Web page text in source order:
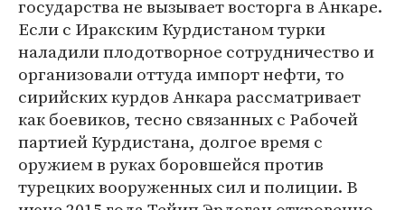
государства не вызывает восторга в Анкаре.
Если с Иракским Курдистаном турки
наладили плодотворное сотрудничество и
организовали оттуда импорт нефти, то
сирийских курдов Анкара рассматривает
как боевиков, тесно связанных с Рабочей
партией Курдистана, долгое время с
оружием в руках боровшейся против
турецких вооруженных сил и полиции. В